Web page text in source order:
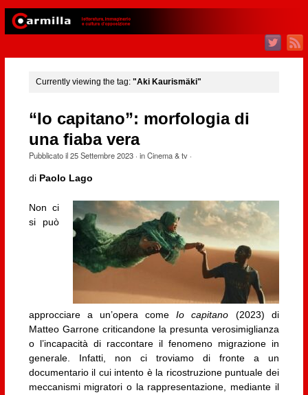
Currently viewing the tag: "Aki Kaurismäki"
“Io capitano”: morfologia di
una fiaba vera
Pubblicato il25 Settembre 2023· inCinema & tv·
di Paolo Lago
Non ci
si può
approcciare a un’opera comeIo capitano (2023) di
Matteo Garrone criticandone la presunta verosimiglianza
o l’incapacità di raccontare il fenomeno migrazione in
generale. Infatti, non ci troviamo di fronte a un
documentario il cui intento è la ricostruzione puntuale dei
meccanismi migratori o la rappresentazione, mediante il